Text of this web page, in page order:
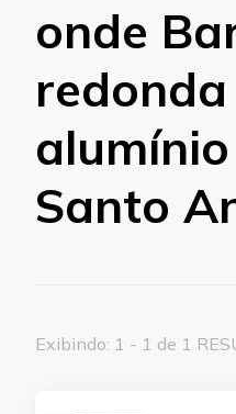
onde
Santo
Exibindo: 1 - 1 de 1